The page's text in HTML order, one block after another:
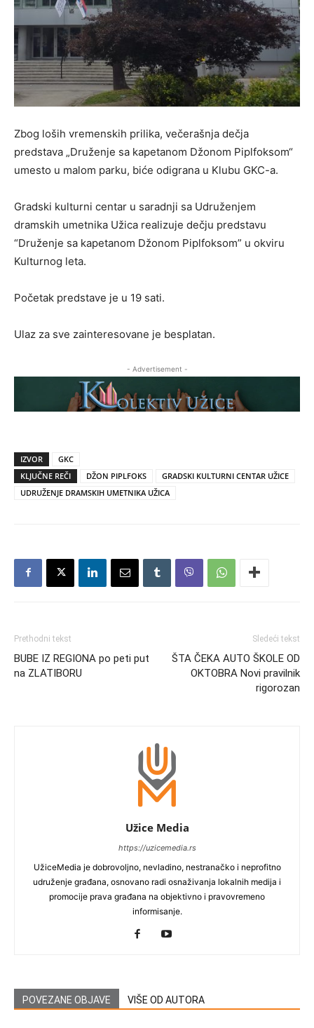
Zbog loših vremenskih prilika, večerašnja dečja
predstava „Druženje sa kapetanom Džonom Piplfoksom“
umesto u malom parku, biće odigrana u Klubu GKC-a.
Gradski kulturni centar u saradnji sa Udruženjem
dramskih umetnika Užica realizuje dečju predstavu
“Druženje sa kapetanom Džonom Piplfoksom” u okviru
Kulturnog leta.
Početak predstave je u 19 sati.
Ulaz za sve zainteresovane je besplatan.
- Advertisement -
IZVOR
GKC
KLJUČNE REČI
DŽON PIPLFOKS
GRADSKI KULTURNI CENTAR UŽICE
UDRUŽENJE DRAMSKIH UMETNIKA UŽICA
Prethodni tekst
BUBE IZ REGIONA po peti put
na ZLATIBORU
Sledeći tekst
ŠTA ČEKA AUTO ŠKOLE OD
OKTOBRA Novi pravilnik
rigorozan
Užice Media
https://uzicemedia.rs
UžiceMedia je dobrovoljno, nevladino, nestranačko i neprofitno
udruženje građana, osnovano radi osnaživanja lokalnih medija i
promocije prava građana na objektivno i pravovremeno
informisanje.
POVEZANE OBJAVE VIŠE OD AUTORA